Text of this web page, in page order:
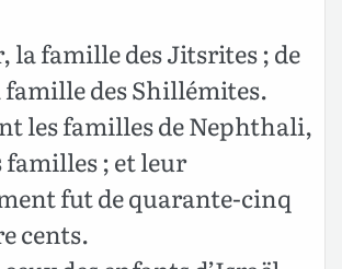
la famille des Jitsrites ; de
des Shillémites.
les familles de Nephthali,
familles ; et leur
fut de quarante-cinq
cents.